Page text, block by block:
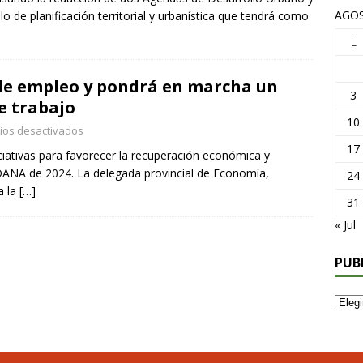
de planificación territorial y urbanística que tendrá como
empleo y pondrá en marcha un
trabajo
desactivados
para favorecer la recuperación económica y
de 2024. La delegada provincial de Economía,
la […]
L
3
10
17
24
31
« Jul